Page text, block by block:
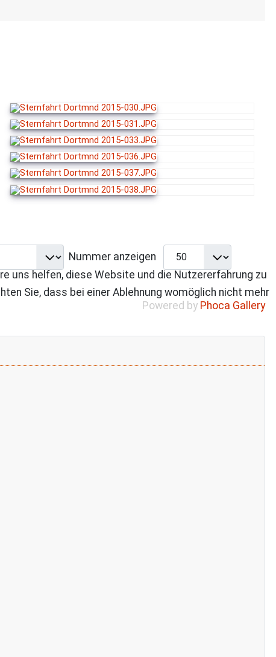
Nummer anzeigen
Powered by Phoca Gallery
uns helfen, diese Website und die Nutzererfahrung zu
Sie, dass bei einer Ablehnung womöglich nicht mehr